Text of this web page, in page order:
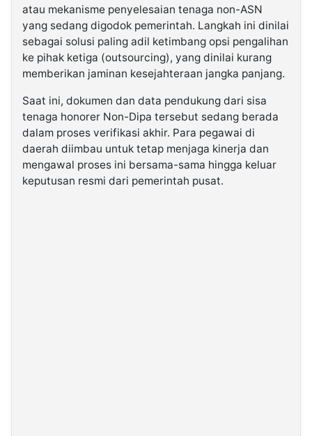
atau mekanisme penyelesaian tenaga non-ASN
yang sedang digodok pemerintah. Langkah ini dinilai
sebagai solusi paling adil ketimbang opsi pengalihan
ke pihak ketiga (outsourcing), yang dinilai kurang
memberikan jaminan kesejahteraan jangka panjang.
Saat ini, dokumen dan data pendukung dari sisa
tenaga honorer Non-Dipa tersebut sedang berada
dalam proses verifikasi akhir. Para pegawai di
daerah diimbau untuk tetap menjaga kinerja dan
mengawal proses ini bersama-sama hingga keluar
keputusan resmi dari pemerintah pusat.